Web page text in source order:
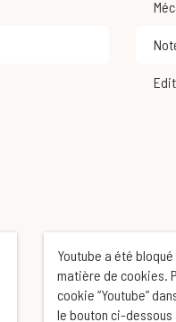
Youtube a été
matière de cookies.
cookie “Youtube”
le bouton ci-